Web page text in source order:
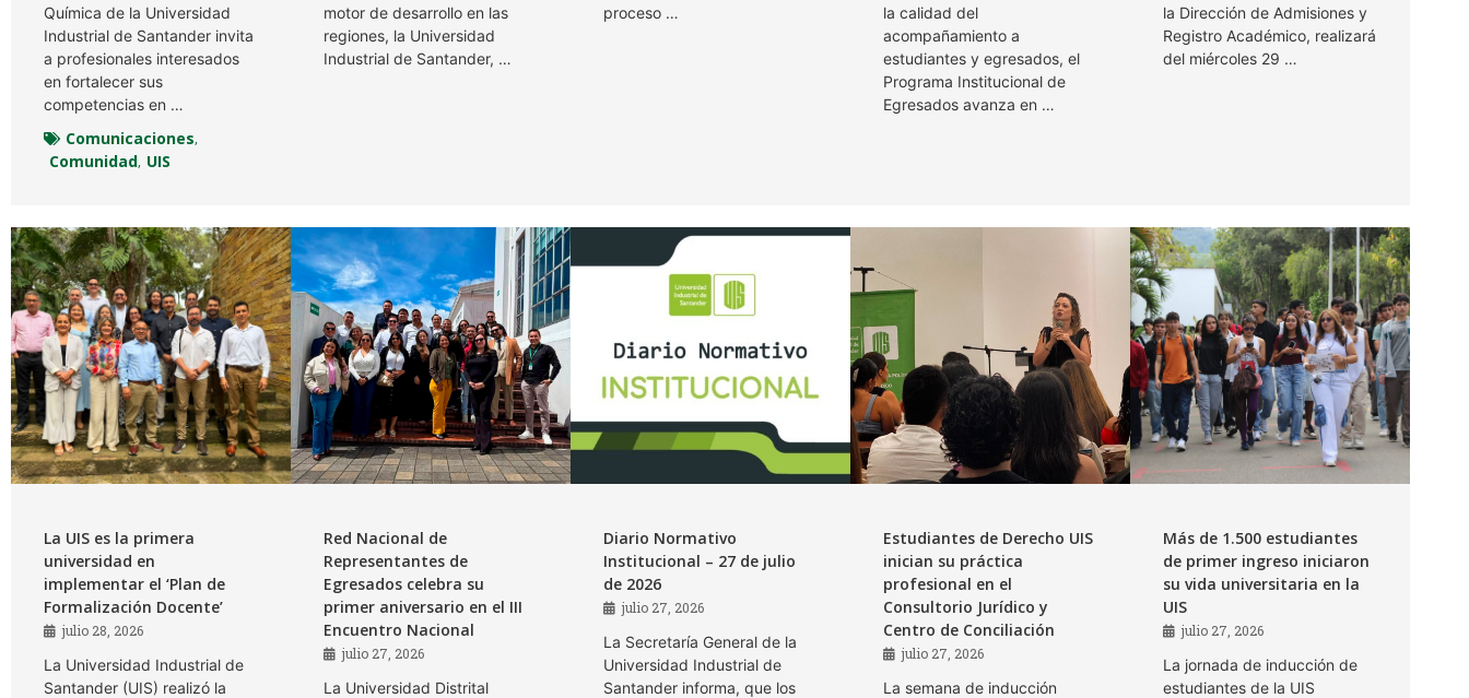
Química de la Universidad
Industrial de Santander invita
a profesionales interesados
en fortalecer sus
competencias en …
Comunicaciones,
Comunidad, UIS
motor de desarrollo en las
regiones, la Universidad
Industrial de Santander, …
proceso …
la calidad del
acompañamiento a
estudiantes y egresados, el
Programa Institucional de
Egresados avanza en …
la Dirección de Admisiones y
Registro Académico, realizará
del miércoles 29 …
La UIS es la primera
universidad en
implementar el ‘Plan de
Formalización Docente’
julio 28, 2026
La Universidad Industrial de
Santander (UIS) realizó la
Red Nacional de
Representantes de
Egresados celebra su
primer aniversario en el III
Encuentro Nacional
julio 27, 2026
La Universidad Distrital
Diario Normativo
Institucional – 27 de julio
de 2026
julio 27, 2026
La Secretaría General de la
Universidad Industrial de
Santander informa, que los
Estudiantes de Derecho UIS
inician su práctica
profesional en el
Consultorio Jurídico y
Centro de Conciliación
julio 27, 2026
La semana de inducción
Más de 1.500 estudiantes
de primer ingreso iniciaron
su vida universitaria en la
UIS
julio 27, 2026
La jornada de inducción de
estudiantes de la UIS